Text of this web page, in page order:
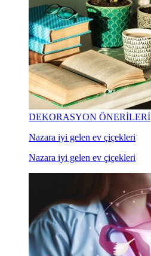
DEKORASYON ÖNERİLERİ
Nazara iyi gelen ev çiçekleri
Nazara iyi gelen ev çiçekleri